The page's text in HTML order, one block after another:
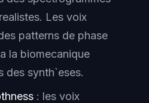
Les voix
patterns de phase
la biomecanique
des synth`eses.
: les voix